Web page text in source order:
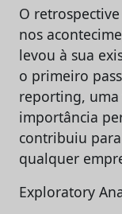
O
nos
levou à sua
o primeiro
reporting, uma
importância
contribuiu
qualquer
Exploratory